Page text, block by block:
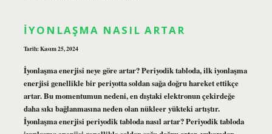
İYONLAŞMA NASIL ARTAR
Tarih: Kasım 25, 2024
İyonlaşma enerjisi neye göre artar? Periyodik tabloda, ilk iyonlaşma
enerjisi genellikle bir periyotta soldan sağa doğru hareket ettikçe
artar. Bu momentumun nedeni, en dıştaki elektronun çekirdeğe
daha sıkı bağlanmasına neden olan nükleer yükteki artıştır.
İyonlaşma enerjisi periyodik tabloda nasıl artar? Periyodik tabloda